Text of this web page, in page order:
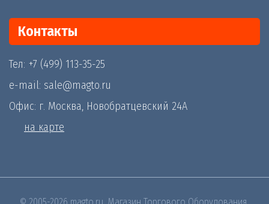
Контакты
Тел: +7 (499) 113-35-25
e-mail: sale@magto.ru
Офис: г. Москва, Новобратцевский 24А
на карте